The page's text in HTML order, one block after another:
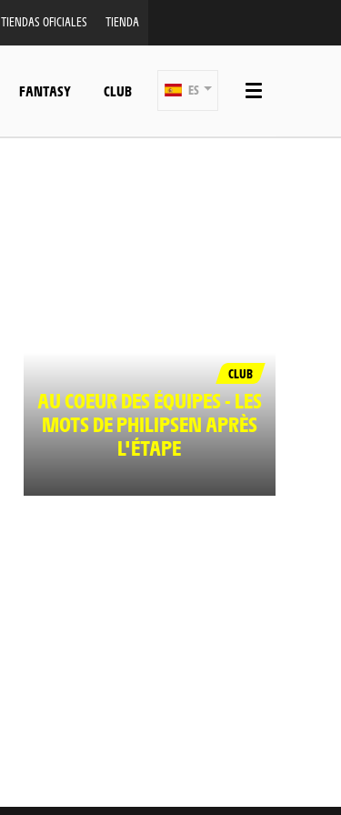
TIENDAS OFICIALES TIENDA
FANTASY CLUB ES
CLUB
AU COEUR DES ÉQUIPES - LES
MOTS DE PHILIPSEN APRÈS
L'ÉTAPE